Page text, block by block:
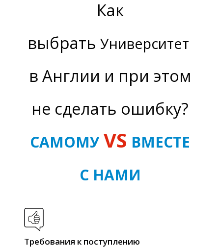
Ы
Как
выбрать Университет
в Англии и при этом
не сделать ошибку?
САМОМУVS ВМЕСТЕ
С НАМИ
Требования к поступлению